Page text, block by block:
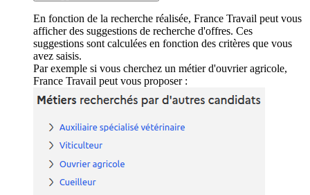
En fonction de la recherche réalisée, France Travail peut vous
afficher des suggestions de recherche d'offres. Ces
suggestions sont calculées en fonction des critères que vous
avez saisis.
Par exemple si vous cherchez un métier d'ouvrier agricole,
France Travail peut vous proposer :